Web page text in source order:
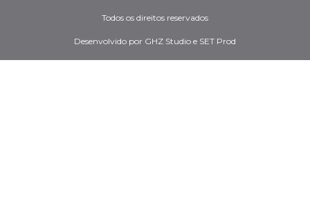
Todos os direitos reservados
Desenvolvido por GHZ Studio e SET Prod